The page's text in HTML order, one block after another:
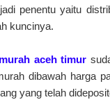
penentu yaitu
kuncinya.
aceh timur
dibawah harga
yang telah